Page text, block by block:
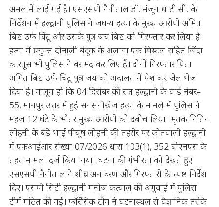
अमल में लाई गई है। एसएसपी नैनीताल डॉ. मंजूनाथ टी.सी. के
निर्देशन में हल्द्वानी पुलिस ने जघन्य हत्या के मुख्य आरोपी अमित
बिष्ट उर्फ चिंटू और उसके पुत्र जय बिष्ट को गिरफ्तार कर लिया है।
हत्या में प्रयुक्त दोनाली बंदूक के अलावा एक पिस्टल सहित ज़िंदा
कारतूस भी पुलिस ने बरामद कर लिए हैं। दोनों गिरफ्तार पिता
अमित बिष्ट उर्फ चिंटू पुत्र जय को अदालत में पेश कर जेल भेज
दिया है। मालूम हो कि 04 दिसंबर की रात हल्द्वानी के वार्ड नंबर–
55, मानपुर उत्तर में हुई सनसनीखेज हत्या के मामले में पुलिस ने
महज़ 12 घंटे के भीतर मुख्य आरोपी को दबोच लिया। मृतक नितिन
लोहनी के बड़े भाई पीयूष लोहनी की तहरीर पर कोतवाली हल्द्वानी
में एफआईआर संख्या 07/2026 धारा 103(1), 352 बीएनएस के
तहत मामला दर्ज किया गया। घटना की गंभीरता को देखते हुए
एसएसपी नैनीताल ने शीघ्र अनावरण और गिरफ्तारी के स्पष्ट निर्देश
दिए। एसपी सिटी हल्द्वानी मनोज कत्याल की अगुवाई में पुलिस
टीमें गठित की गईं। फॉरेंसिक टीम ने घटनास्थल से वैज्ञानिक तरीके